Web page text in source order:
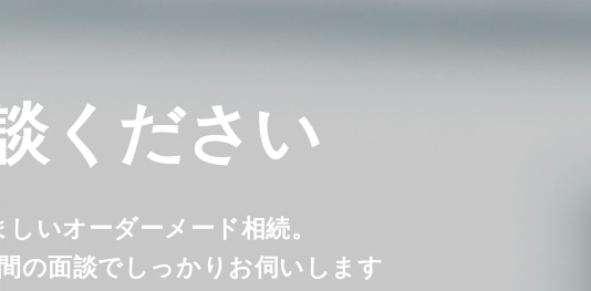
ください
いオーダーメード相続。
の面談でしっかりお伺いします